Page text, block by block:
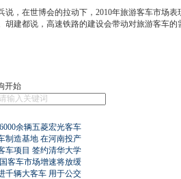
在世博会的拉动下，2010年旅游客车市场表
胡建都说，高速铁路的建设会带动对旅游客车
开始
余辆五菱宏光客车
制造基地 在河南投产
车项目 签约清华大学
客车市场增速将放缓
千辆大客车 用于公交